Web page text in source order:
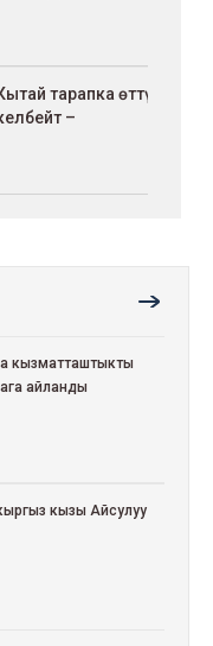
тарапка өттү
–
кызматташтыкты
айланды
кызы Айсулуу